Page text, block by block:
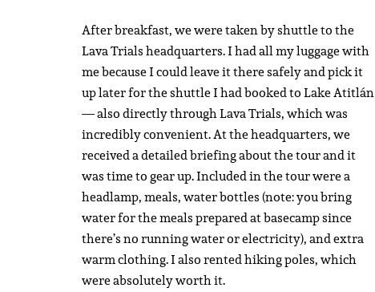
After breakfast, we were taken by shuttle to the
Lava Trials headquarters. I had all my luggage with
me because I could leave it there safely and pick it
up later for the shuttle I had booked to Lake Atitlán
— also directly through Lava Trials, which was
incredibly convenient. At the headquarters, we
received a detailed briefing about the tour and it
was time to gear up. Included in the tour were a
headlamp, meals, water bottles (note: you bring
water for the meals prepared at basecamp since
there’s no running water or electricity), and extra
warm clothing. I also rented hiking poles, which
were absolutely worth it.